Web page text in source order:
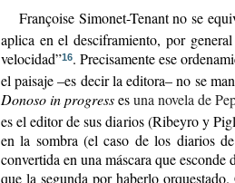
Françoise Simonet-Tenant no se
aplica en el desciframiento, por
velocidad”16. Precisamente ese
el paisaje –es decir la editora– no se
Donoso in progressesuna novela de
es el editor de sus diarios (Ribeyro y
en la sombra (el caso de los diarios
convertida en una máscara que
que la segunda por haberlo